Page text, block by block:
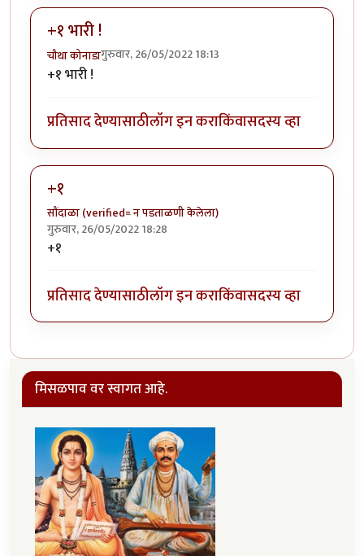
+१ भारी !
चौथा कोनाडागुरुवार, 26/05/2022 18:13
+१ भारी !
प्रतिसाद देण्यासाठीलॉग इन कराकिंवासदस्य व्हा
+१
सौंदाळा (verified= न पडताळणी केलेला)
गुरुवार, 26/05/2022 18:28
+१
प्रतिसाद देण्यासाठीलॉग इन कराकिंवासदस्य व्हा
मिसळपाव वर स्वागत आहे.